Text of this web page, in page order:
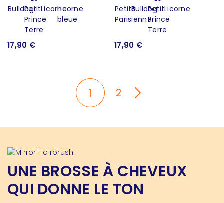
17,90 € 17,90 €
1 2
UNE BROSSE À CHEVEUX
QUI DONNE LE TON